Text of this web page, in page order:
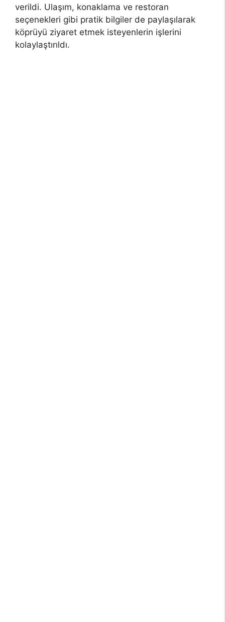
verildi. Ulaşım, konaklama ve restoran
seçenekleri gibi pratik bilgiler de paylaşılarak
köprüyü ziyaret etmek isteyenlerin işlerini
kolaylaştırıldı.